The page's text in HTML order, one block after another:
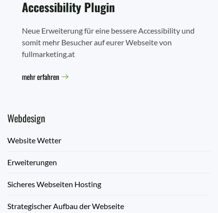
Accessibility Plugin
Neue Erweiterung für eine bessere Accessibility und
somit mehr Besucher auf eurer Webseite von
fullmarketing.at
mehr erfahren
Webdesign
Website Wetter
Erweiterungen
Sicheres Webseiten Hosting
Strategischer Aufbau der Webseite